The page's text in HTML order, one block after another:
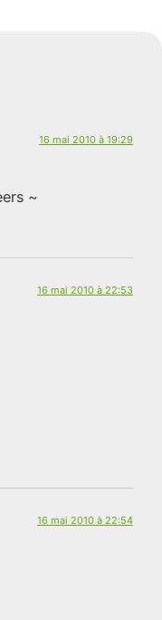
16 mai 2010 à 19:29
~
16 mai 2010 à 22:53
16 mai 2010 à 22:54